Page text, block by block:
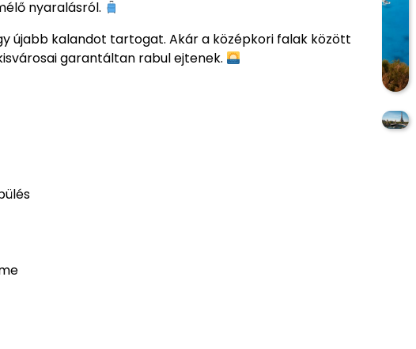
nyaralásról.
újabb kalandot tartogat. Akár a középkori falak között
garantáltan rabul ejtenek.